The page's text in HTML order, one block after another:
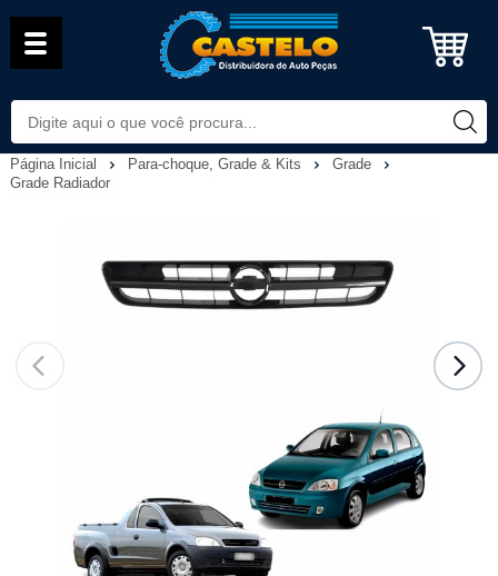
Página Inicial Para-choque, Grade & Kits
Grade
Grade Radiador